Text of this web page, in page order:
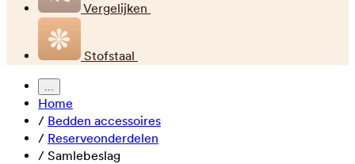
Vergelijken
Stofstaal
...
Home
/ Bedden accessoires
/ Reserveonderdelen
/ Samlebeslag